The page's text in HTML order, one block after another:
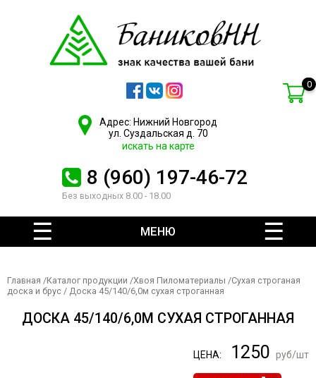
Адрес: Нижний Новгород
ул. Суздальская д. 70
искать на карте
8 (960) 197-46-72
Без выходных 8.00 - 18.00
0
МЕНЮ
Главная /Каталог продукции /Хвоя Пиломатериалы /Сухая строганая
доска и брус / Доска 45/140/6,0м сухая строганная
ДОСКА 45/140/6,0М СУХАЯ СТРОГАННАЯ
ЦЕНА: 1250 руб/шт